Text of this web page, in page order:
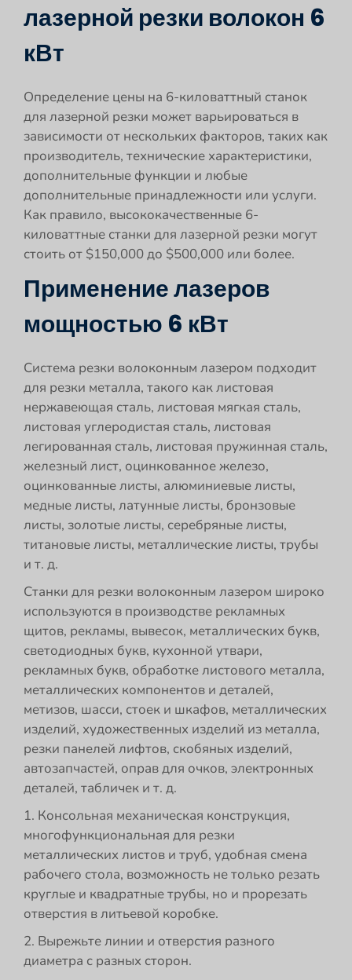
лазерной резки волокон 6
кВт
Определение цены на 6-киловаттный станок
для лазерной резки может варьироваться в
зависимости от нескольких факторов, таких как
производитель, технические характеристики,
дополнительные функции и любые
дополнительные принадлежности или услуги.
Как правило, высококачественные 6-
киловаттные станки для лазерной резки могут
стоить от $150,000 до $500,000 или более.
Применение лазеров
мощностью 6 кВт
Система резки волоконным лазером подходит
для резки металла, такого как листовая
нержавеющая сталь, листовая мягкая сталь,
листовая углеродистая сталь, листовая
легированная сталь, листовая пружинная сталь,
железный лист, оцинкованное железо,
оцинкованные листы, алюминиевые листы,
медные листы, латунные листы, бронзовые
листы, золотые листы, серебряные листы,
титановые листы, металлические листы, трубы
и т. д.
Станки для резки волоконным лазером широко
используются в производстве рекламных
щитов, рекламы, вывесок, металлических букв,
светодиодных букв, кухонной утвари,
рекламных букв, обработке листового металла,
металлических компонентов и деталей,
метизов, шасси, стоек и шкафов, металлических
изделий, художественных изделий из металла,
резки панелей лифтов, скобяных изделий,
автозапчастей, оправ для очков, электронных
деталей, табличек и т. д.
1. Консольная механическая конструкция,
многофункциональная для резки
металлических листов и труб, удобная смена
рабочего стола, возможность не только резать
круглые и квадратные трубы, но и прорезать
отверстия в литьевой коробке.
2. Вырежьте линии и отверстия разного
диаметра с разных сторон.